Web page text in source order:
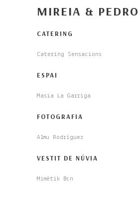
MIREIA & PEDRO
CATERING
Catering Sensacions
ESPAI
Masia La Garriga
FOTOGRAFIA
Almu Rodríguez
VESTIT DE NÚVIA
Mimètik Bcn